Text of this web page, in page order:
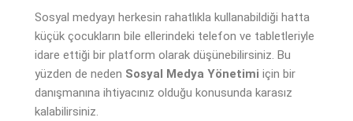
tSosyal medyayı herkesin rahatlıkla kullanabildiği hatta
küçük çocukların bile ellerindeki telefon ve tabletleriyle
idare ettiği bir platform olarak düşünebilirsiniz. Bu
yüzden de neden Sosyal Medya Yönetimi için bir
danışmanına ihtiyacınız olduğu konusunda karasız
kalabilirsiniz.